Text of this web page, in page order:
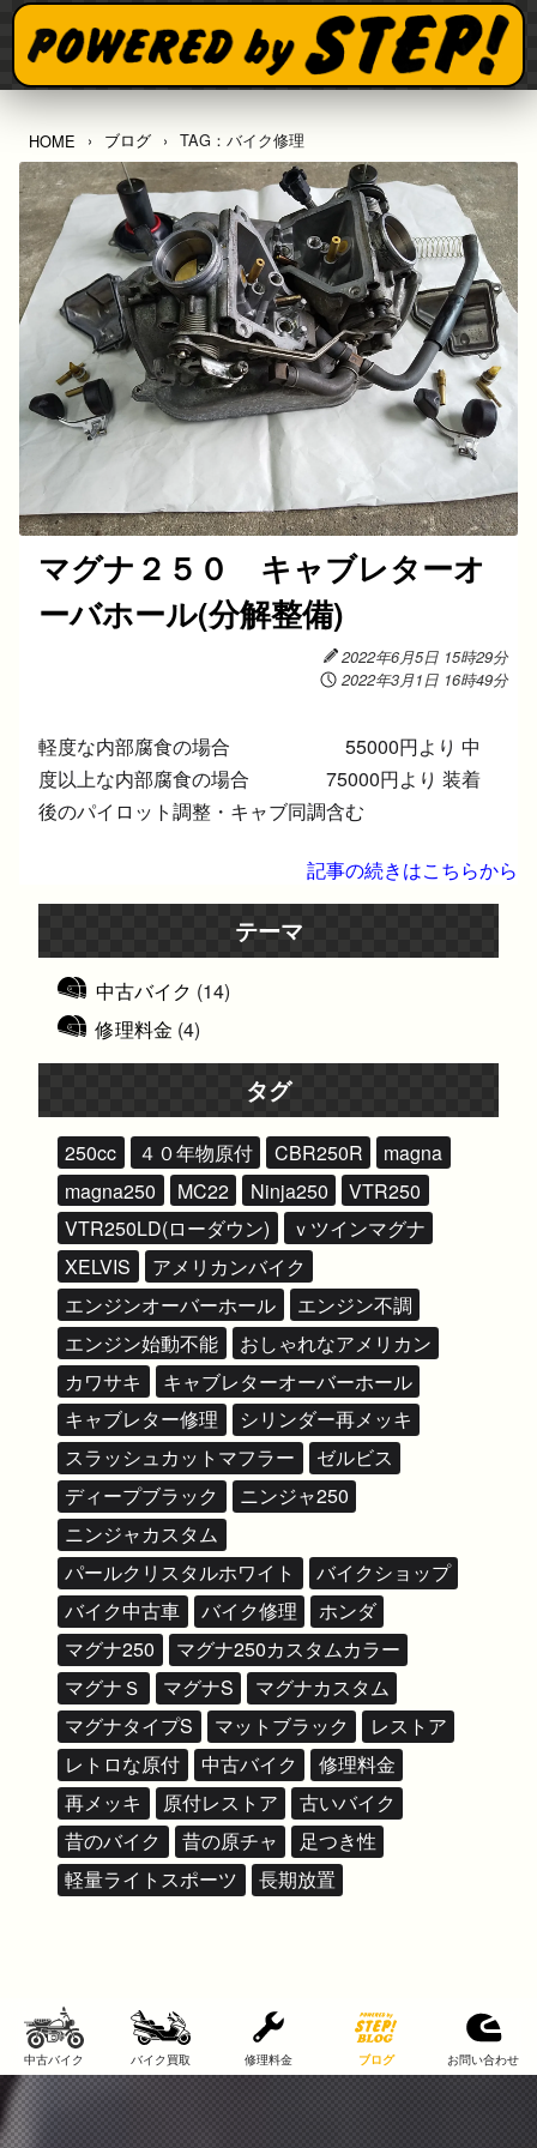
HOME ブログ TAG：バイク修理
マグナ２５０ キャブレターオ
ーバホール(分解整備)
2022年6月5日 15時29分
2022年3月1日 16時49分
軽度な内部腐食の場合 55000円より 中
度以上な内部腐食の場合 75000円より 装着
後のパイロット調整・キャブ同調含む
記事の続きはこちらから
テーマ
中古バイク (14)
修理料金 (4)
タグ
250cc ４０年物原付 CBR250R
magna
magna250
MC22 Ninja250
VTR250
VTR250LD(ローダウン)
ｖツインマグナ
XELVIS
アメリカンバイク
エンジンオーバーホール
エンジン不調
エンジン始動不能
おしゃれなアメリカン
カワサキ
キャブレターオーバーホール
キャブレター修理
シリンダー再メッキ
スラッシュカットマフラー
ゼルビス
ディープブラック
ニンジャ250
ニンジャカスタム
パールクリスタルホワイト
バイクショップ
バイク中古車
バイク修理
ホンダ
マグナ250
マグナ250カスタムカラー
マグナＳ
マグナS
マグナカスタム
マグナタイプS
マットブラック
レストア
レトロな原付
中古バイク
修理料金
再メッキ
原付レストア
古いバイク
昔のバイク
昔の原チャ
足つき性
軽量ライトスポーツ
長期放置
中古バイク バイク買取 修理料金 ブログ お問い合わせ